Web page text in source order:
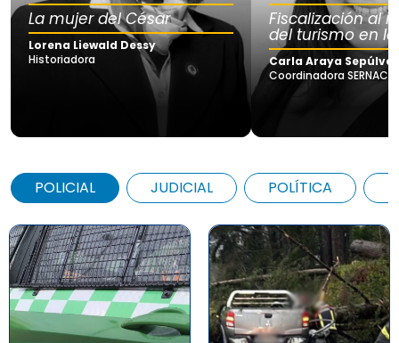
La mujer del César
Lorena Liewald Dessy
Historiadora
Fiscalización al
del turismo en
Carla Araya
Coordinadora SERNAC
POLICIAL JUDICIAL POLÍTICA